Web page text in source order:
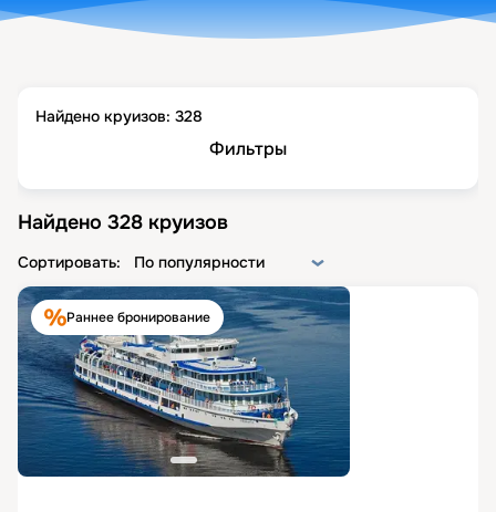
Найдено круизов: 328
Фильтры
Найдено 328 круизов
Сортировать: По популярности
Раннее бронирование